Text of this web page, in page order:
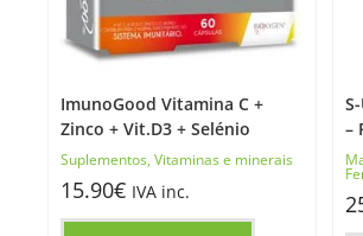
ImunoGood Vitamina C +
Zinco + Vit.D3 + Selénio
Suplementos,Vitaminas e minerais
15.90€ IVA inc.
–